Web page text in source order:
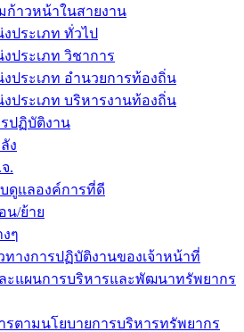
ก้าวหน้าในสายงาน
ประเภท ทั่วไป
ประเภท วิชาการ
ประเภท อำนวยการท้องถิ่น
ประเภท บริหารงานท้องถิ่น
ปฏิบัติงาน
ง
.
ดูแลองค์การที่ดี
น/ย้าย
ๆ
างการปฏิบัติงานของเจ้าหน้าที่
แผนการบริหารและพัฒนาทรัพยากร
รตามนโยบายการบริหารทรัพยากร